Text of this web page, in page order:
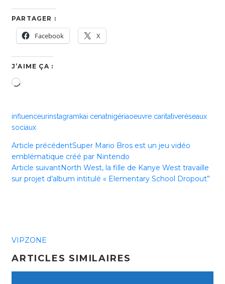
PARTAGER :
Facebook X
J’AIME ÇA :
Chargement…
influenceurinstagramkai cenatnigériaoeuvre caritativeréseaux
sociaux
Article précédentSuper Mario Bros est un jeu vidéo
emblématique créé par Nintendo
Article suivantNorth West, la fille de Kanye West travaille
sur projet d’album intitulé « Elementary School Dropout”
VIPZONE
ARTICLES SIMILAIRES